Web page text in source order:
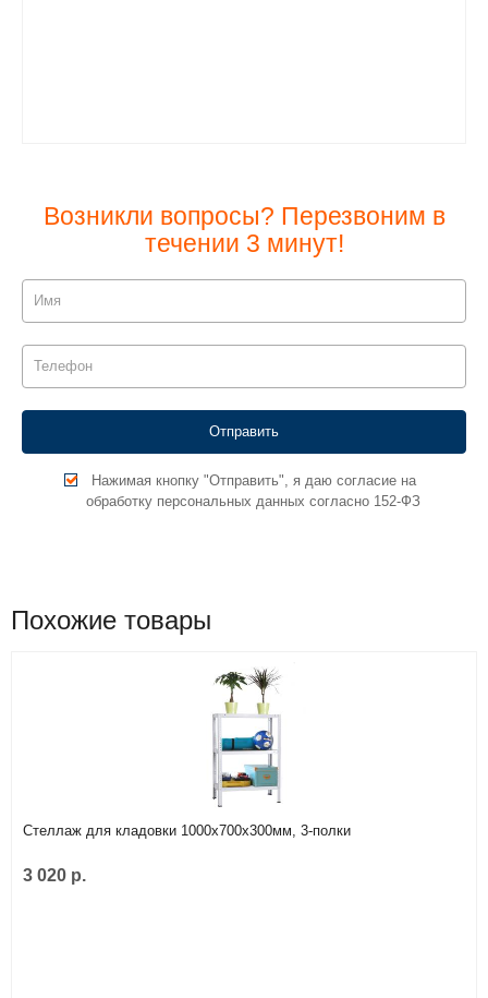
Возникли вопросы? Перезвоним в
течении 3 минут!
Нажимая кнопку "Отправить", я даю согласие на
обработку персональных данных согласно 152-ФЗ
Похожие товары
Стеллаж для кладовки 1000х700х300мм, 3-полки
3 020 р.